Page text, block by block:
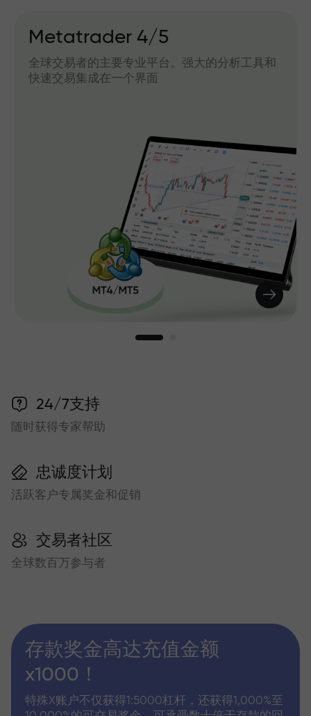
Metatrader 4/5
全球交易者的主要专业平台。强大的分析工具和
快速交易集成在一个界面
24/7支持
随时获得专家帮助
忠诚度计划
活跃客户专属奖金和促销
交易者社区
全球数百万参与者
存款奖金高达充值金额
x1000！
特殊X账户不仅获得1:5000杠杆，还获得1,000%至